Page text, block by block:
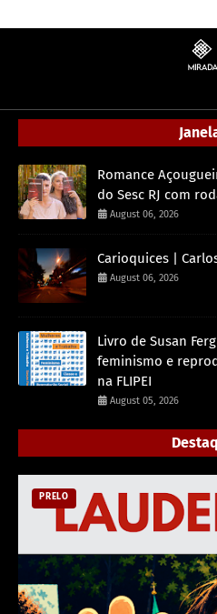
Romance
do Sesc RJ com
August 06, 2026
Carioquices |
August 06, 2026
Livro de Susan
feminismo e
na FLIPEI
August 05, 2026
PRELO